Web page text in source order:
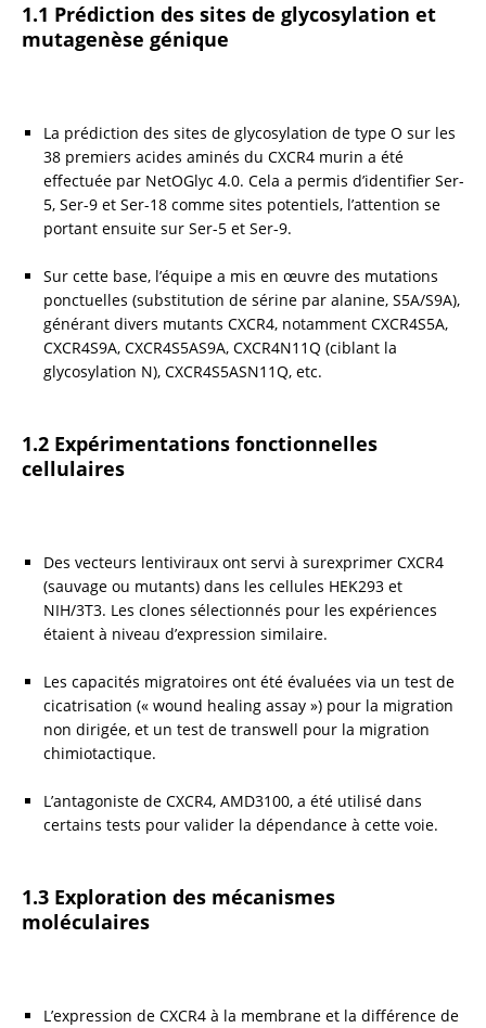
1.1 Prédiction des sites de glycosylation et
mutagenèse génique
La prédiction des sites de glycosylation de type O sur les
38 premiers acides aminés du CXCR4 murin a été
effectuée par NetOGlyc 4.0. Cela a permis d’identifier Ser-
5, Ser-9 et Ser-18 comme sites potentiels, l’attention se
portant ensuite sur Ser-5 et Ser-9.
Sur cette base, l’équipe a mis en œuvre des mutations
ponctuelles (substitution de sérine par alanine, S5A/S9A),
générant divers mutants CXCR4, notamment CXCR4S5A,
CXCR4S9A, CXCR4S5AS9A, CXCR4N11Q (ciblant la
glycosylation N), CXCR4S5ASN11Q, etc.
1.2 Expérimentations fonctionnelles
cellulaires
Des vecteurs lentiviraux ont servi à surexprimer CXCR4
(sauvage ou mutants) dans les cellules HEK293 et
NIH/3T3. Les clones sélectionnés pour les expériences
étaient à niveau d’expression similaire.
Les capacités migratoires ont été évaluées via un test de
cicatrisation (« wound healing assay ») pour la migration
non dirigée, et un test de transwell pour la migration
chimiotactique.
L’antagoniste de CXCR4, AMD3100, a été utilisé dans
certains tests pour valider la dépendance à cette voie.
1.3 Exploration des mécanismes
moléculaires
L’expression de CXCR4 à la membrane et la différence de